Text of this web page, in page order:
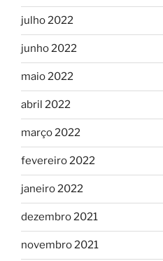
julho 2022
junho 2022
maio 2022
abril 2022
março 2022
fevereiro 2022
janeiro 2022
dezembro 2021
novembro 2021